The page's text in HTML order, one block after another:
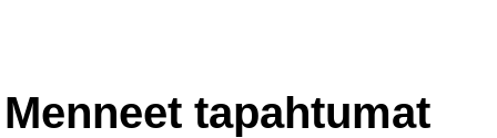
Menneet tapahtumat